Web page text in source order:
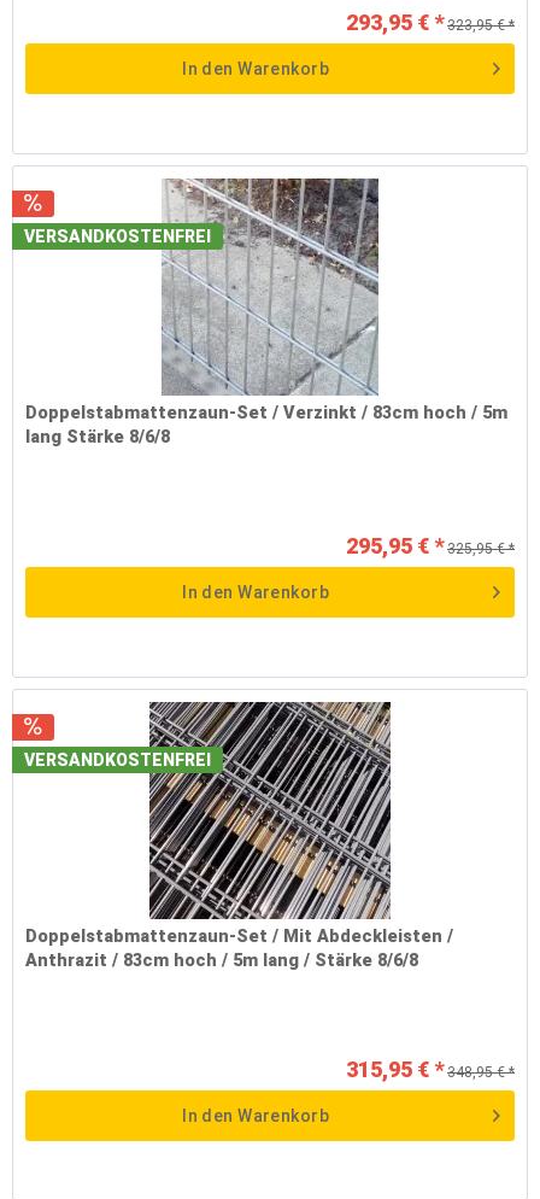
293,95 € * 323,95 € *
In den Warenkorb
VERSANDKOSTENFREI
Doppelstabmattenzaun-Set / Verzinkt / 83cm hoch / 5m
lang Stärke 8/6/8
295,95 € * 325,95 € *
In den Warenkorb
VERSANDKOSTENFREI
Doppelstabmattenzaun-Set / Mit Abdeckleisten /
Anthrazit / 83cm hoch / 5m lang / Stärke 8/6/8
315,95 € * 348,95 € *
In den Warenkorb